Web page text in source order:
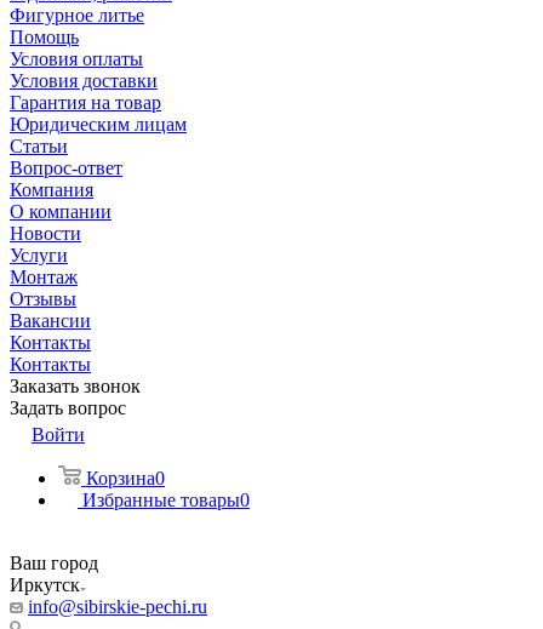
Фигурное литье
Помощь
Условия оплаты
Условия доставки
Гарантия на товар
Юридическим лицам
Статьи
Вопрос-ответ
Компания
О компании
Новости
Услуги
Монтаж
Отзывы
Вакансии
Контакты
Контакты
Заказать звонок
Задать вопрос
Войти
Корзина0
Избранные товары0
Ваш город
Иркутск
info@sibirskie-pechi.ru